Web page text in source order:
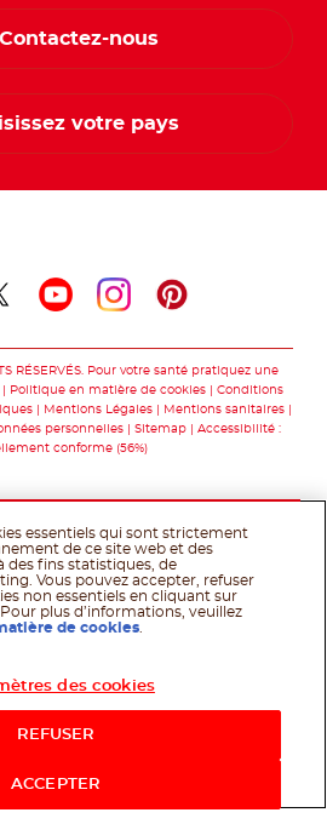
Contactez-nous
votre pays
RÉSERVÉS. Pour votre santé pratiquez une
Politique en matière de cookies
Conditions
Mentions Légales
Mentions sanitaires
personnelles
Sitemap
Accessibilité :
conforme (56%)
essentiels qui sont strictement
de ce site web et des
des fins statistiques, de
Vous pouvez accepter, refuser
non essentiels en cliquant sur
plus d’informations, veuillez
de cookies
des cookies
REFUSER
ACCEPTER